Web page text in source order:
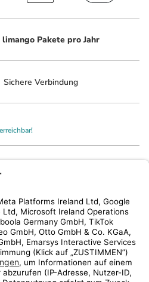
limango Pakete pro Jahr
Sichere Verbindung